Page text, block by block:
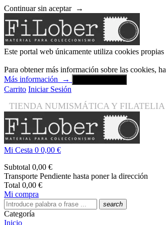
Continuar sin aceptar →
Este portal web únicamente utiliza cookies
Para obtener más información sobre las cookies,
Más información
→
Carrito Iniciar Sesión
TIENDA NUMISMÁTICA Y FILATELIA
Mi Cesta 0 0,00 €
Subtotal 0,00 €
Transporte Pendiente hasta poner la dirección
Total 0,00 €
Mi compra
search
Categoría
Inicio